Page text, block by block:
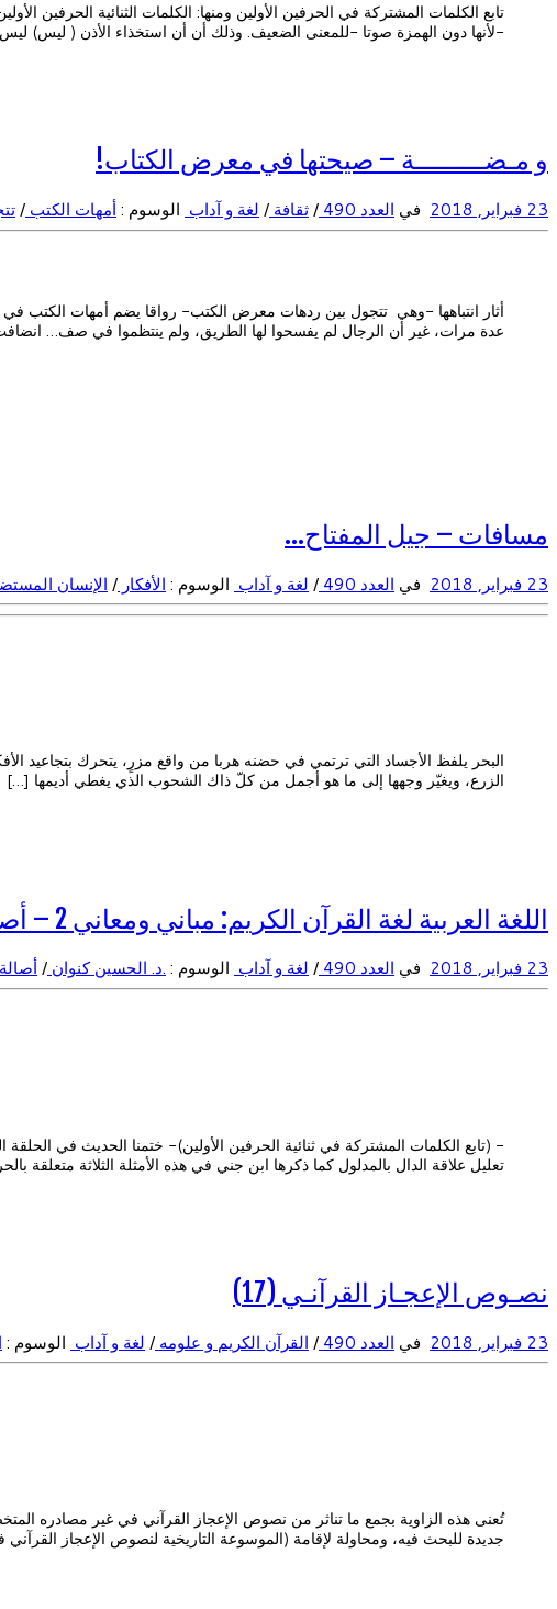
-لأنها دون الهمزة صوتا -للمعنى الضعيف. وذلك أن أن استخذاء الأذن ( ليس)
أثار انتباهها -وهي تتجول بين ردهات معرض الكتب- رواقا يضم أمهات الكتب
عدة مرات، غير أن الرجال لم يفسحوا لها الطريق، ولم ينتظموا في صف…
و مـضـــــــــة – صيحتها في معرض الكتاب!
23 فبراير, 2018 في العدد 490 /ثقافة / لغة و آداب الوسوم :أمهات الكتب /
البحر يلفظ الأجساد التي ترتمي في حضنه هربا من واقع مزرٍ، يتحرك بتجاعيد
الزرع، ويغيّر وجهها إلى ما هو أجمل من كلّ ذاك الشحوب الذي يغطي أديمها […]
مسافات – جيل المفتاح…
23 فبراير, 2018 في العدد 490 / لغة و آداب الوسوم : الأفكار / الإنسان
تعليل علاقة الدال بالمدلول كما ذكرها ابن جني في هذه الأمثلة الثلاثة متعلقة
اللغة العربية لغة القرآن الكريم: مباني ومعاني 2 – أصالة الحرف في بناء دلالة الكلمة (10)
23 فبراير, 2018 في العدد 490 / لغة و آداب الوسوم : .د. الحسين كنوان /
تُعنى هذه الزاوية بجمع ما تناثر من نصوص الإعجاز القرآني في غير مصادره
جديدة للبحث فيه، ومحاولة لإقامة (الموسوعة التاريخية لنصوص الإعجاز
نصـوص الإعجـاز القرآنـي (17)
23 فبراير, 2018 في العدد 490 / القرآن الكريم و علومه / لغة و آداب الوسوم :